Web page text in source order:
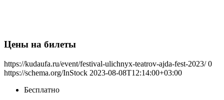
Цены на билеты
https://kudaufa.ru/event/festival-ulichnyx-teatrov-ajda-fest-2023/ 0
https://schema.org/InStock 2023-08-08T12:14:00+03:00
Бесплатно